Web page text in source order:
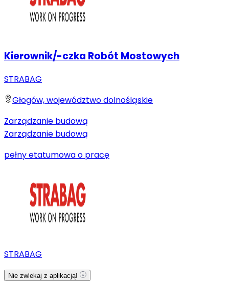
Kierownik/-czka Robót Mostowych
STRABAG
Głogów, województwo dolnośląskie
Zarządzanie budową
Zarządzanie budową
pełny etatumowa o pracę
STRABAG
Nie zwlekaj z aplikacją!